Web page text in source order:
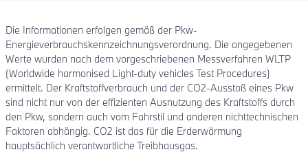
Die Informationen erfolgen gemäß der Pkw-
Energieverbrauchskennzeichnungsverordnung. Die angegebenen
Werte wurden nach dem vorgeschriebenen Messverfahren WLTP
(Worldwide harmonised Light-duty vehicles Test Procedures)
ermittelt. Der Kraftstoffverbrauch und der CO2-Ausstoß eines Pkw
sind nicht nur von der effizienten Ausnutzung des Kraftstoffs durch
den Pkw, sondern auch vom Fahrstil und anderen nichttechnischen
Faktoren abhängig. CO2 ist das für die Erderwärmung
hauptsächlich verantwortliche Treibhausgas.